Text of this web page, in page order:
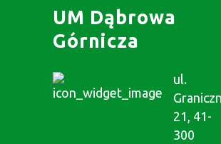
UM Dąbrowa
Górnicza
ul.
21, 41-
300